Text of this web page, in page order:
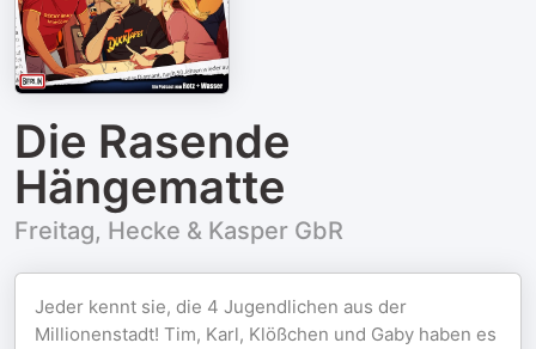
Die Rasende
Hängematte
Freitag, Hecke & Kasper GbR
Jeder kennt sie, die 4 Jugendlichen aus der
Millionenstadt! Tim, Karl, Klößchen und Gaby haben es